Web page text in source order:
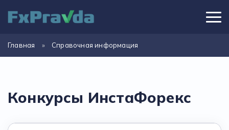
Главная » Справочная информация
Конкурсы ИнстаФорекс